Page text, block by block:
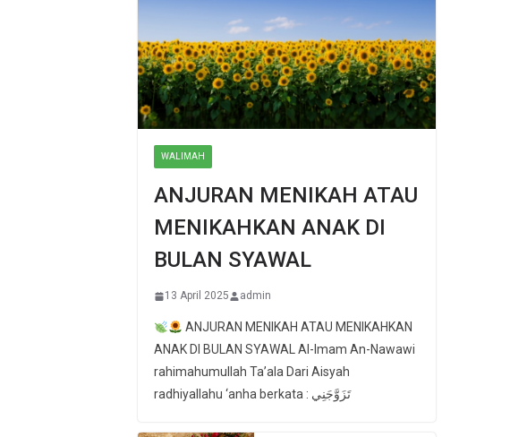
WALIMAH
ANJURAN MENIKAH ATAU
MENIKAHKAN ANAK DI
BULAN SYAWAL
13 April 2025 admin
ANJURAN MENIKAH ATAU MENIKAHKAN
ANAK DI BULAN SYAWAL Al-Imam An-Nawawi
rahimahumullah Ta’ala Dari Aisyah
radhiyallahu ‘anha berkata : تَزَوَّجَنِي